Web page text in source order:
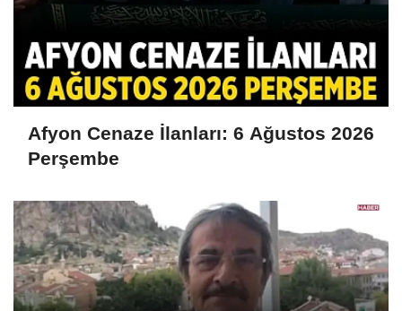
Afyon Cenaze İlanları: 6 Ağustos 2026
Perşembe